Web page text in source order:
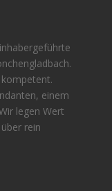
einem
legen Wert
rein